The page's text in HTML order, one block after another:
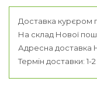
Доставка курєром
На склад Нової
Адресна
Термін доставки: 1-2